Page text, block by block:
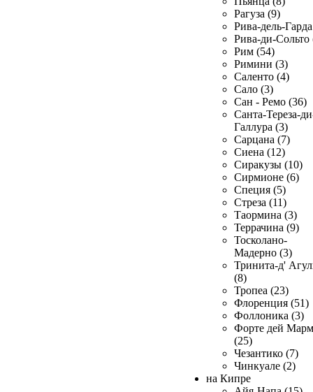
Рагуза (9)
Рива-дель-
Рива-ди-Сольто
Рим (54)
Римини (3)
Саленто (4)
Сало (3)
Сан - Ремо (36)
Санта-Тереза-
Галлура (3)
Сарцана (7)
Сиена (12)
Сиракузы (10)
Сирмионе (6)
Специя (5)
Стреза (11)
Таормина (3)
Террачина (9)
Тосколано-
Мадерно (3)
Тринита-д'
(8)
Тропеа (23)
Флоренция (51)
Фоллоника (3)
Форте дей
(25)
Чезантико (7)
Чинкуале (2)
на Кипре